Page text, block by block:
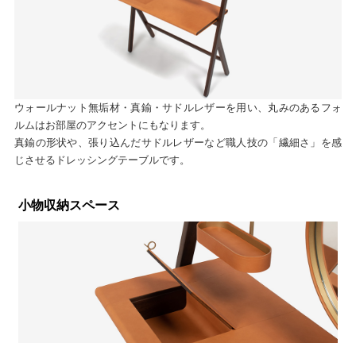
ウォールナット無垢材・真鍮・サドルレザーを用い、丸みのあるフォ
ルムはお部屋のアクセントにもなります。
真鍮の形状や、張り込んだサドルレザーなど職人技の「繊細さ」を感
じさせるドレッシングテーブルです。
小物収納スペース